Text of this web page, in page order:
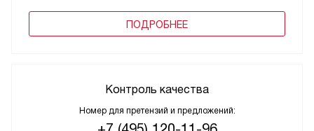
ПОДРОБНЕЕ
Контроль качества
Номер для претензий и предложений: